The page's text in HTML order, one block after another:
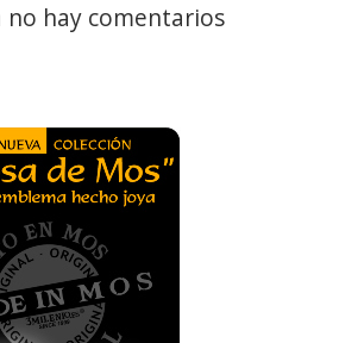
no hay comentarios